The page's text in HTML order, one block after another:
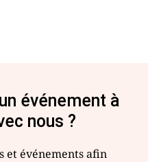
événement à
nous ?
et événements afin